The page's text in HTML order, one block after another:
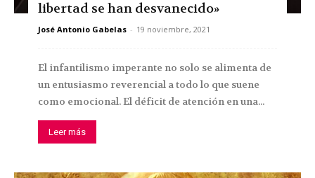
libertad se han desvanecido»
José Antonio Gabelas - 19 noviembre, 2021
El infantilismo imperante no solo se alimenta de
un entusiasmo reverencial a todo lo que suene
como emocional. El déficit de atención en una...
Leer más